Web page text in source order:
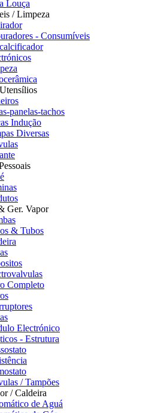
Louça
/ Limpeza
- Consumíveis
panelas-tachos
Indução
Diversas
Ger. Vapor
& Tubos
Completo
Electrónico
- Estrutura
/ Tampões
/ Caldeira
de Aguá